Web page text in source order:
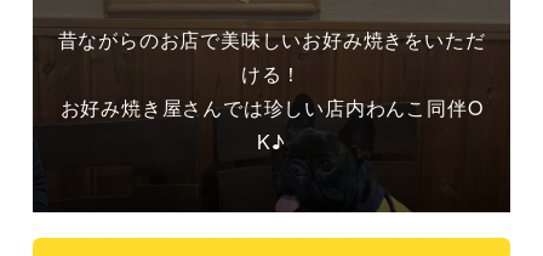
昔ながらのお店で美味しいお好み焼きをいただ
ける！
お好み焼き屋さんでは珍しい店内わんこ同伴O